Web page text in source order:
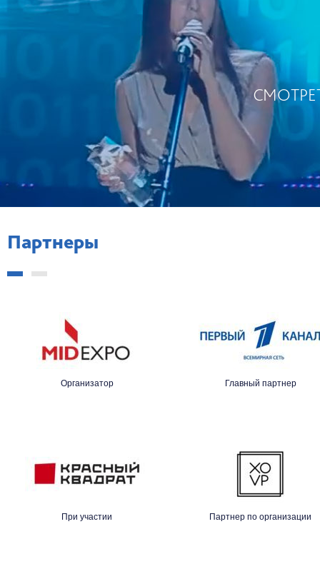
Партнеры
Организатор Главный партнер
При участии Партнер по организации